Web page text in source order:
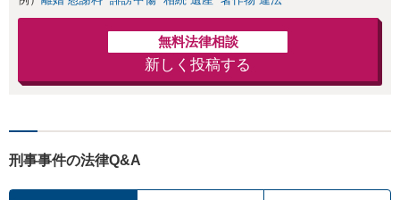
無料法律相談
新しく投稿する
刑事事件の法律Q&A